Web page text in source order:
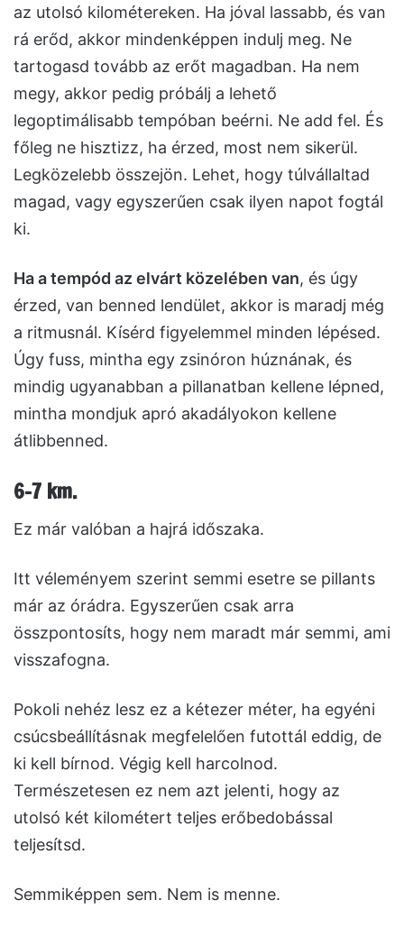
az utolsó kilométereken. Ha jóval lassabb, és van
rá erőd, akkor mindenképpen indulj meg. Ne
tartogasd tovább az erőt magadban. Ha nem
megy, akkor pedig próbálj a lehető
legoptimálisabb tempóban beérni. Ne add fel. És
főleg ne hisztizz, ha érzed, most nem sikerül.
Legközelebb összejön. Lehet, hogy túlvállaltad
magad, vagy egyszerűen csak ilyen napot fogtál
ki.
Ha a tempód az elvárt közelében van, és úgy
érzed, van benned lendület, akkor is maradj még
a ritmusnál. Kísérd figyelemmel minden lépésed.
Úgy fuss, mintha egy zsinóron húznának, és
mindig ugyanabban a pillanatban kellene lépned,
mintha mondjuk apró akadályokon kellene
átlibbenned.
6-7 km.
Ez már valóban a hajrá időszaka.
Itt véleményem szerint semmi esetre se pillants
már az órádra. Egyszerűen csak arra
összpontosíts, hogy nem maradt már semmi, ami
visszafogna.
Pokoli nehéz lesz ez a kétezer méter, ha egyéni
csúcsbeállításnak megfelelően futottál eddig, de
ki kell bírnod. Végig kell harcolnod.
Természetesen ez nem azt jelenti, hogy az
utolsó két kilométert teljes erőbedobással
teljesítsd.
Semmiképpen sem. Nem is menne.